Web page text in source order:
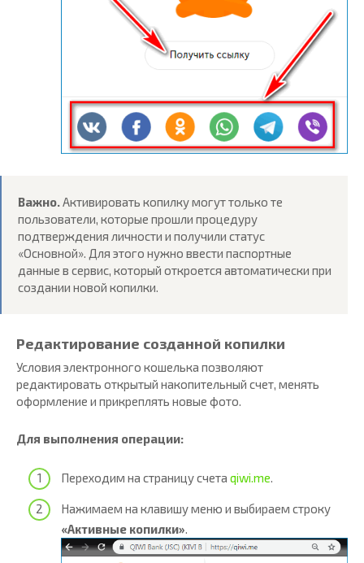
Важно.Активировать копилку могут только те
пользователи, которые прошли процедуру
подтверждения личности и получили статус
«Основной». Для этого нужно ввести паспортные
данные в сервис, который откроется автоматически при
создании новой копилки.
Редактирование созданной копилки
Условия электронного кошелька позволяют
редактировать открытый накопительный счет, менять
оформление и прикреплять новые фото.
Для выполнения операции:
Переходим на страницу счета qiwi.me.
Нажимаем на клавишу меню и выбираем строку
«Активные копилки».